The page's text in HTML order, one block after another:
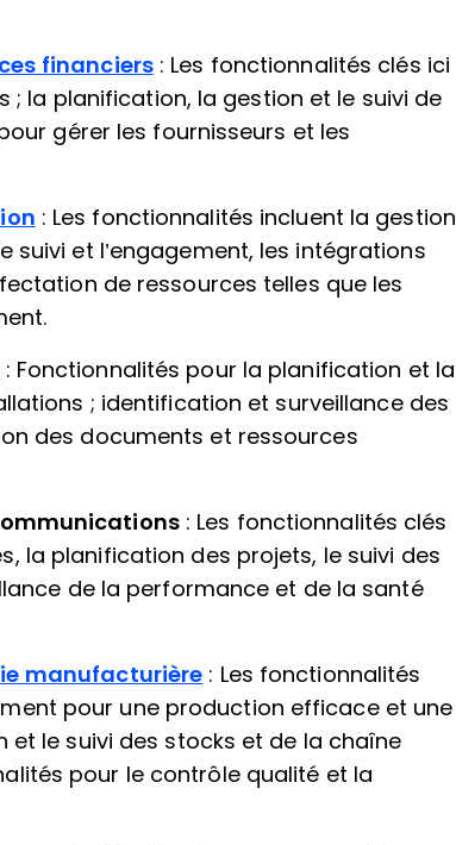
financiers: Les fonctionnalités clés ici
; la planification, la gestion et le suivi de
gérer les fournisseurs et les
: Les fonctionnalités incluent la gestion
suivi et l’engagement, les intégrations
de ressources telles que les
: Fonctionnalités pour la planification et la
; identification et surveillance des
des documents et ressources
: Les fonctionnalités clés
la planification des projets, le suivi des
de la performance et de la santé
manufacturière : Les fonctionnalités
pour une production efficace et une
le suivi des stocks et de la chaîne
pour le contrôle qualité et la